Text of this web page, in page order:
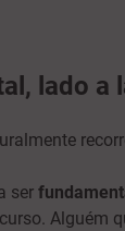
lado a
ser